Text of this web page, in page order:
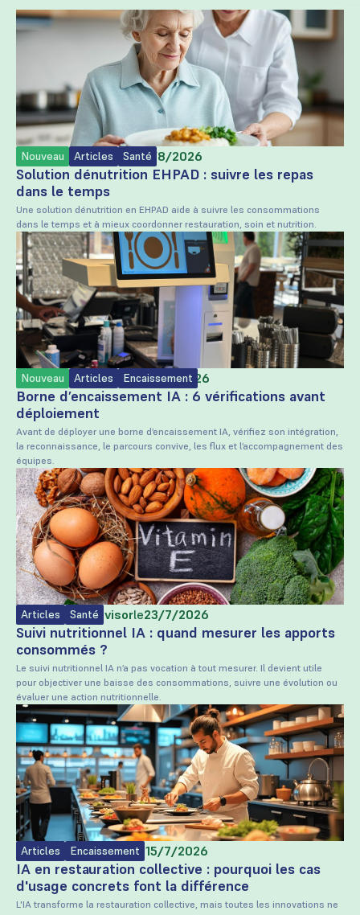
Nouveau Articles Santé
Rédigé parTrayvisorle5/8/2026
Solution dénutrition EHPAD : suivre les repas
dans le temps
Une solution dénutrition en EHPAD aide à suivre les consommations
dans le temps et à mieux coordonner restauration, soin et nutrition.
Nouveau Articles Encaissement
Rédigé parTrayvisorle30/7/2026
Borne d’encaissement IA : 6 vérifications avant
déploiement
Avant de déployer une borne d’encaissement IA, vérifiez son intégration,
la reconnaissance, le parcours convive, les flux et l’accompagnement des
équipes.
Articles Santé
Rédigé parTrayvisorle23/7/2026
Suivi nutritionnel IA : quand mesurer les apports
consommés ?
Le suivi nutritionnel IA n’a pas vocation à tout mesurer. Il devient utile
pour objectiver une baisse des consommations, suivre une évolution ou
évaluer une action nutritionnelle.
Articles Encaissement
Rédigé parTrayVisorle 15/7/2026
IA en restauration collective : pourquoi les cas
d'usage concrets font la différence
L'IA transforme la restauration collective, mais toutes les innovations ne